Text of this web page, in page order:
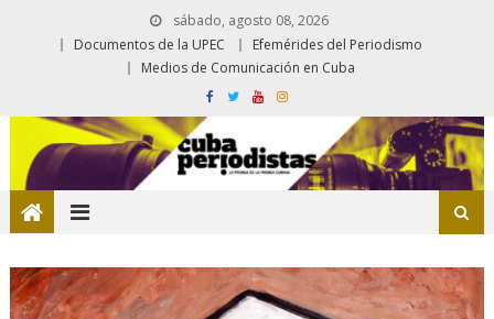
sábado, agosto 08, 2026
Documentos de la UPEC
Efemérides del Periodismo
Medios de Comunicación en Cuba